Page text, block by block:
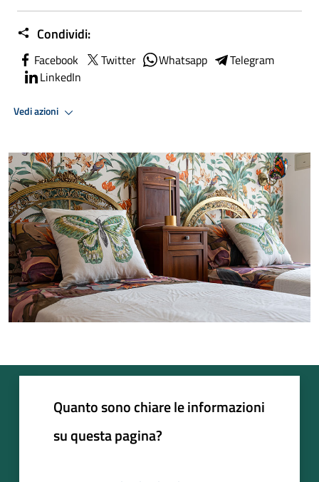
Condividi:
Facebook Twitter Whatsapp
Telegram
LinkedIn
Vedi azioni
Quanto sono chiare le informazioni
su questa pagina?